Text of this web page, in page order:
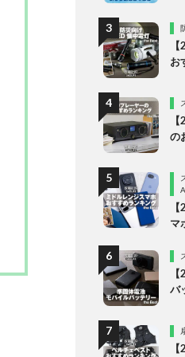
お
の
底
マ
バ